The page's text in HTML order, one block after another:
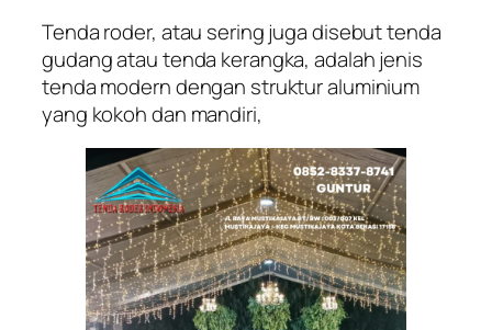
Tenda roder, atau sering juga disebut tenda
gudang atau tenda kerangka, adalah jenis
tenda modern dengan struktur aluminium
yang kokoh dan mandiri,